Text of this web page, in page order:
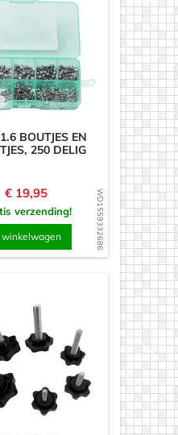
WD1559332686
BOUTJES EN
250 DELIG
Prijs
€ 19,95
verzending!
winkelwagen